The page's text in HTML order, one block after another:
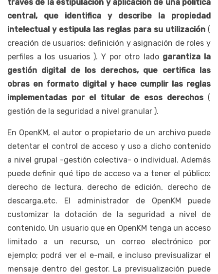
través de la estipulación y aplicación de una política
central, que identifica y describe la propiedad
intelectual y estipula las reglas para su utilización (
creación de usuarios; definición y asignación de roles y
perfiles a los usuarios ). Y por otro lado garantiza la
gestión digital de los derechos, que certifica las
obras en formato digital y hace cumplir las reglas
implementadas por el titular de esos derechos(
gestión de la seguridad a nivel granular ).
En OpenKM, el autor o propietario de un archivo puede
detentar el control de acceso y uso a dicho contenido
a nivel grupal -gestión colectiva- o individual. Además
puede definir qué tipo de acceso va a tener el público:
derecho de lectura, derecho de edición, derecho de
descarga,etc. El administrador de OpenKM puede
customizar la dotación de la seguridad a nivel de
contenido. Un usuario que en OpenKM tenga un acceso
limitado a un recurso, un correo electrónico por
ejemplo; podrá ver el e-mail, e incluso previsualizar el
mensaje dentro del gestor. La previsualización puede